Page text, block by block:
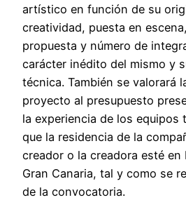
artístico en función de su
creatividad, puesta en
propuesta y número de
carácter inédito del mismo y
técnica. También se valorará
proyecto al presupuesto
la experiencia de los
que la residencia de la
creador o la creadora esté en
Gran Canaria, tal y como se
de la convocatoria.